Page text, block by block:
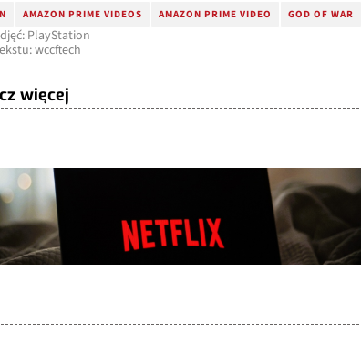
AMAZON PRIME VIDEOS AMAZON PRIME VIDEO GOD OF WAR
PlayStation
wccftech
więcej